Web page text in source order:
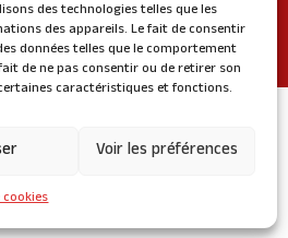
des technologies telles que les
des appareils. Le fait de consentir
données telles que le comportement
de ne pas consentir ou de retirer son
caractéristiques et fonctions.
Voir les préférences
cookies